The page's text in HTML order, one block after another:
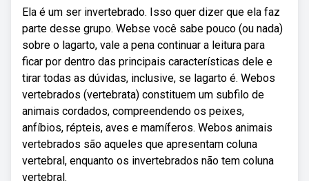
Ela é um ser invertebrado. Isso quer dizer que ela faz
parte desse grupo. Webse você sabe pouco (ou nada)
sobre o lagarto, vale a pena continuar a leitura para
ficar por dentro das principais características dele e
tirar todas as dúvidas, inclusive, se lagarto é. Webos
vertebrados (vertebrata) constituem um subfilo de
animais cordados, compreendendo os peixes,
anfíbios, répteis, aves e mamíferos. Webos animais
vertebrados são aqueles que apresentam coluna
vertebral, enquanto os invertebrados não tem coluna
vertebral.